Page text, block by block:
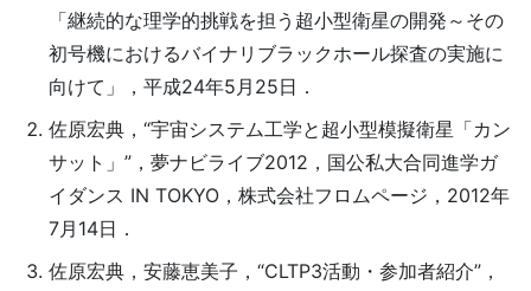
「継続的な理学的挑戦を担う超小型衛星の開発～その
初号機におけるバイナリブラックホール探査の実施に
向けて」，平成24年5月25日．
佐原宏典，“宇宙システム工学と超小型模擬衛星「カン
サット」”，夢ナビライブ2012，国公私大合同進学ガ
イダンス IN TOKYO，株式会社フロムページ，2012年
7月14日．
佐原宏典，安藤恵美子，“CLTP3活動・参加者紹介”，